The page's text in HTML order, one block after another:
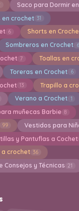
Saco para Dormir
en crochet 31
6 Shorts en
Sombreros en Crochet
7 Toallas en
Toreras en Crochet 6
13 Trapillo a
Verano a Crochet 1
muñecas Barbie 8
99 Vestidos para
y Pantuflas a Cochet
crochet 36
Consejos y Técnicas 21